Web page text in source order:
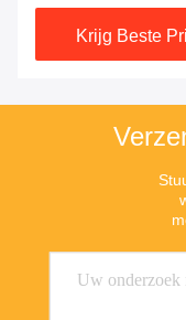
meting
Krijg Beste